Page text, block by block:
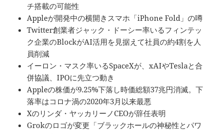
チ搭載の可能性
Appleが開発中の横開きスマホ「iPhone Fold」の噂
Twitter創業者ジャック・ドーシー率いるフィンテッ
ク企業のBlockがAI活用を見据えて社員の約4割を人
員削減
イーロン・マスク率いるSpaceXが、xAIやTeslaと合
併協議、IPOに先立つ動き
Appleの株価が9.25%下落し時価総額37兆円消滅。下
落率はコロナ渦の2020年3月以来最悪
Xのリンダ・ヤッカリーノCEOが辞任表明
Grokのロゴが変更「ブラックホールの神秘性とパワ